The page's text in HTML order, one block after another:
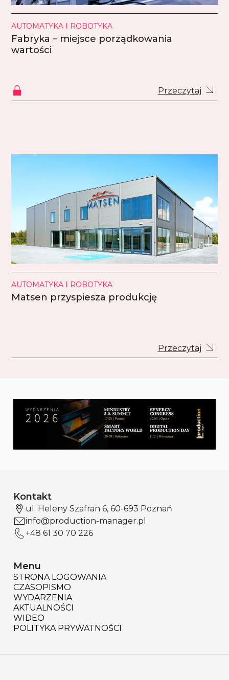
AUTOMATYKA I ROBOTYKA
Fabryka – miejsce porządkowania
wartości
Przeczytaj
AUTOMATYKA I ROBOTYKA
Matsen przyspiesza produkcję
Przeczytaj
Kontakt
ul. Heleny Szafran 6, 60-693 Poznań
info@production-manager.pl
+48 61 30 70 226
Menu
STRONA LOGOWANIA
CZASOPISMO
WYDARZENIA
AKTUALNOŚCI
WIDEO
POLITYKA PRYWATNOŚCI